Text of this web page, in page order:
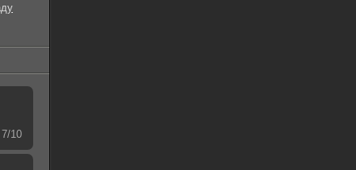
10